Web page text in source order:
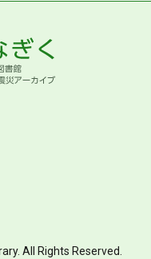
All Rights Reserved.